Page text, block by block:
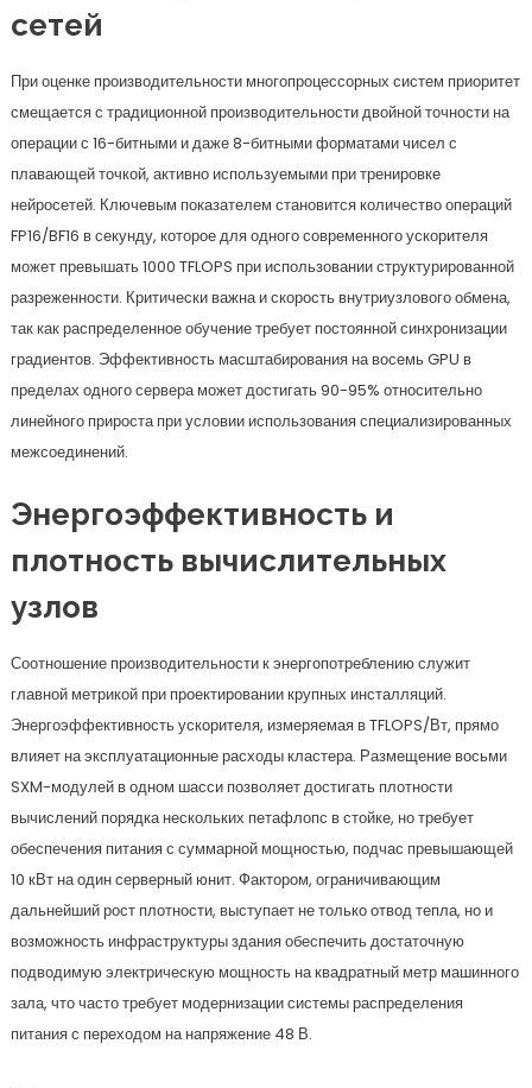
сетей
При оценке производительности многопроцессорных систем приоритет
смещается с традиционной производительности двойной точности на
операции с 16-битными и даже 8-битными форматами чисел с
плавающей точкой, активно используемыми при тренировке
нейросетей. Ключевым показателем становится количество операций
FP16/BF16 в секунду, которое для одного современного ускорителя
может превышать 1000 TFLOPS при использовании структурированной
разреженности. Критически важна и скорость внутриузлового обмена,
так как распределенное обучение требует постоянной синхронизации
градиентов. Эффективность масштабирования на восемь GPU в
пределах одного сервера может достигать 90-95% относительно
линейного прироста при условии использования специализированных
межсоединений.
Энергоэффективность и
плотность вычислительных
узлов
Соотношение производительности к энергопотреблению служит
главной метрикой при проектировании крупных инсталляций.
Энергоэффективность ускорителя, измеряемая в TFLOPS/Вт, прямо
влияет на эксплуатационные расходы кластера. Размещение восьми
SXM-модулей в одном шасси позволяет достигать плотности
вычислений порядка нескольких петафлопс в стойке, но требует
обеспечения питания с суммарной мощностью, подчас превышающей
10 кВт на один серверный юнит. Фактором, ограничивающим
дальнейший рост плотности, выступает не только отвод тепла, но и
возможность инфраструктуры здания обеспечить достаточную
подводимую электрическую мощность на квадратный метр машинного
зала, что часто требует модернизации системы распределения
питания с переходом на напряжение 48 В.